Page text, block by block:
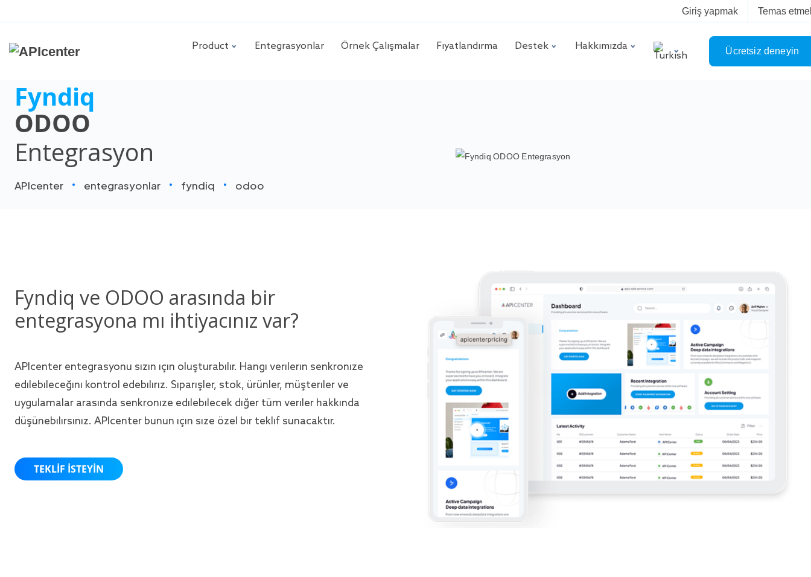
Giriş yapmak Temas
Product Entegrasyonlar Örnek Çalişmalar Fiyatlandırma Destek Hakkımızda Ücretsiz deneyin
Fyndiq
ODOO
Entegrasyon
APIcenter entegrasyonlar fyndiq odoo
Fyndiq ve ODOO arasında bir
entegrasyona mı ihtiyacınız var?
APIcenter entegrasyonu sizin için oluşturabilir. Hangi verilerin senkronize
edilebileceğini kontrol edebiliriz. Siparişler, stok, ürünler, müşteriler ve
uygulamalar arasında senkronize edilebilecek diğer tüm veriler hakkında
düşünebilirsiniz. APIcenter bunun için size özel bir teklif sunacaktır.
TEKLIF ISTEYIN